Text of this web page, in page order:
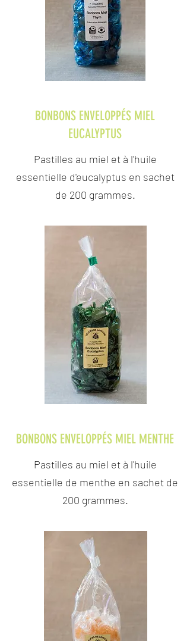
BONBONS ENVELOPPÉS MIEL
EUCALYPTUS
Pastilles au miel et à l'huile
essentielle d'eucalyptus en sachet
de 200 grammes.
BONBONS ENVELOPPÉS MIEL MENTHE
Pastilles au miel et à l'huile
essentielle de menthe en sachet de
200 grammes.